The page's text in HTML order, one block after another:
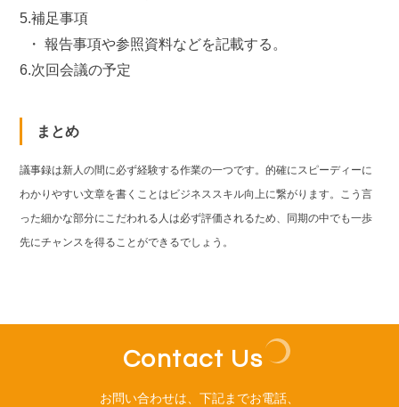
5.補足事項
6.次回会議の予定
まとめ
議事録は新人の間に必ず経験する作業の一つです。的確にスピーディーに
わかりやすい文章を書くことはビジネススキル向上に繋がります。こう言
った細かな部分にこだわれる人は必ず評価されるため、同期の中でも一歩
先にチャンスを得ることができるでしょう。
Contact Us
お問い合わせは、下記までお電話、